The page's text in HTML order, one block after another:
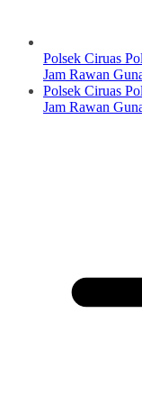
Polsek Ciruas
Jam Rawan
Polsek Ciruas
Jam Rawan